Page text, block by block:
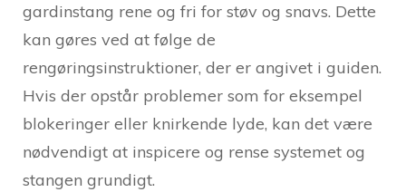
gardinstang rene og fri for støv og snavs. Dette
kan gøres ved at følge de
rengøringsinstruktioner, der er angivet i guiden.
Hvis der opstår problemer som for eksempel
blokeringer eller knirkende lyde, kan det være
nødvendigt at inspicere og rense systemet og
stangen grundigt.